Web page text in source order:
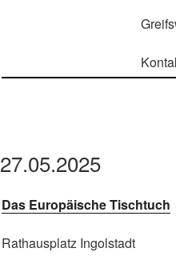
27.05.2025
Das Europäische Tischtuch
Rathausplatz Ingolstadt